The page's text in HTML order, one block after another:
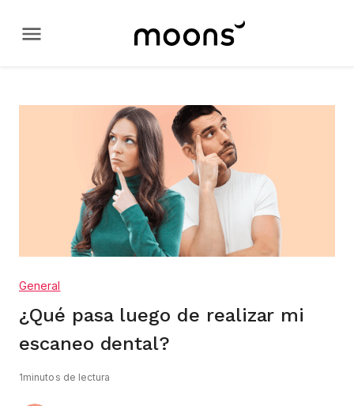
General
¿Qué pasa luego de realizar mi
escaneo dental?
1minutos de lectura